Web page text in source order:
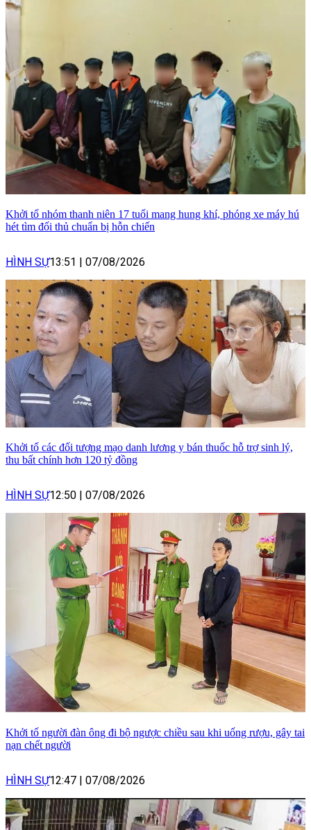
Khởi tố nhóm thanh niên 17 tuổi mang hung khí, phóng xe máy hú
hét tìm đối thủ chuẩn bị hỗn chiến
HÌNH SỰ13:51 07/08/2026
Khởi tố các đối tượng mạo danh lương y bán thuốc hỗ trợ sinh lý,
thu bất chính hơn 120 tỷ đồng
HÌNH SỰ12:50 | 07/08/2026
Khởi tố người đàn ông đi bộ ngược chiều sau khi uống rượu, gây tai
nạn chết người
HÌNH SỰ12:47 | 07/08/2026